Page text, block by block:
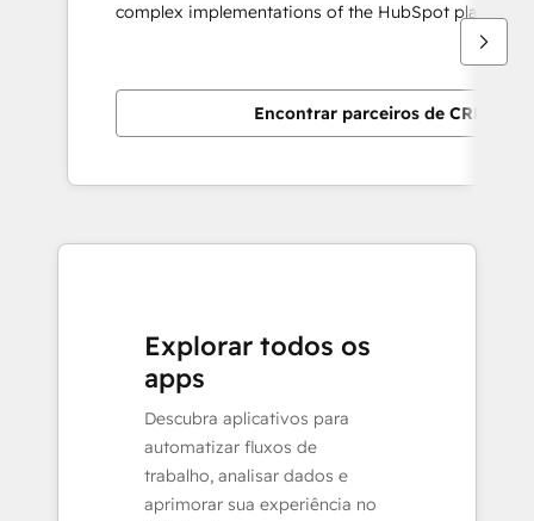
complex implementations of the HubSpot platform.
Encontrar parceiros de CRM
Explorar todos os
apps
Descubra aplicativos para
automatizar fluxos de
trabalho, analisar dados e
aprimorar sua experiência no